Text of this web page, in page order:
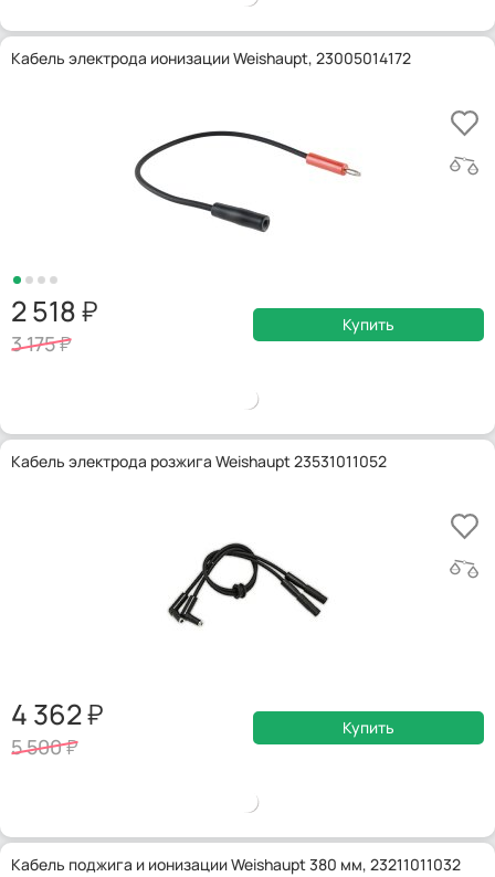
Кабель электрода ионизации Weishaupt, 23005014172
2 518
3 175
Купить
Кабель электрода розжига Weishaupt 23531011052
4 362
5 500
Купить
Кабель поджига и ионизации Weishaupt 380 мм, 23211011032